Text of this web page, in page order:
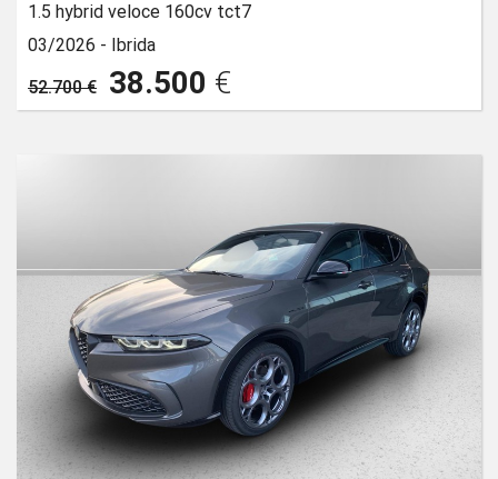
1.5 hybrid veloce 160cv tct7
03/2026 -
Ibrida
52.700 €
38.500 €